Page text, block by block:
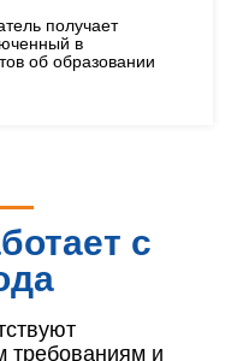
получает
в
об образовании
с
требованиям и